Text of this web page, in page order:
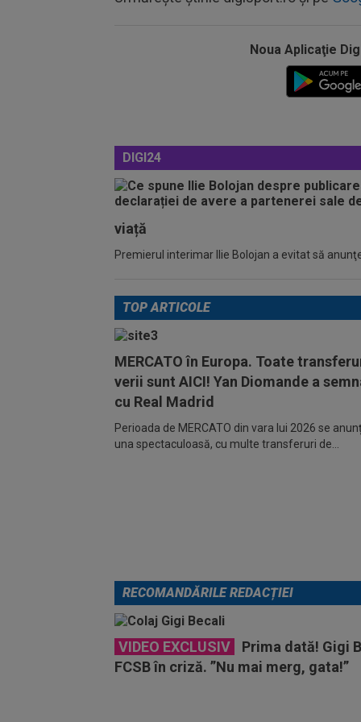
Noua Aplicaţie
DIGI24
viață
Premierul interimar Ilie Bolojan a evitat să
TOP ARTICOLE
MERCATO în Europa. Toate
verii sunt AICI! Yan Diomande a
cu Real Madrid
Perioada de MERCATO din vara lui 2026 se
una spectaculoasă, cu multe transferuri de...
RECOMANDĂRILE REDACȚIEI
VIDEO EXCLUSIV
Prima dată! Gigi
FCSB în criză. ”Nu mai merg, gata!”